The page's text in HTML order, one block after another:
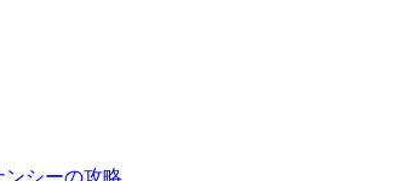
ンシーの攻略